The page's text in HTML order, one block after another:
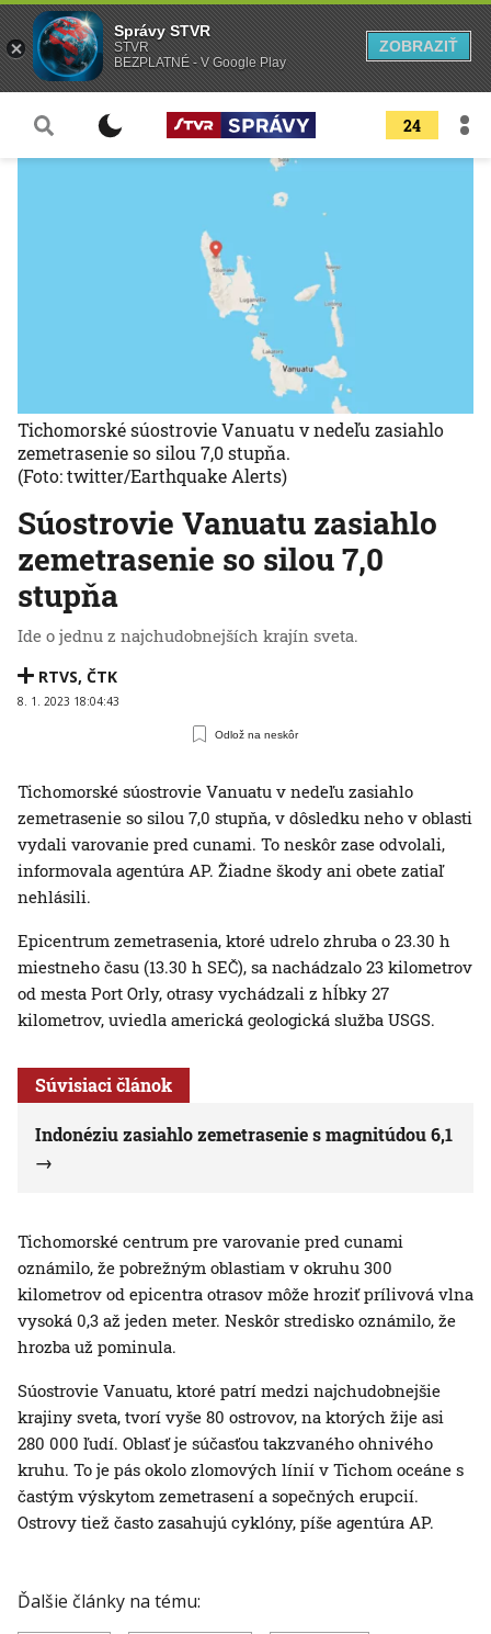
24
Súostrovie Vanuatu zasiahlo
zemetrasenie so silou 7,0
stupňa
Ide o jednu z najchudobnejších krajín sveta.
RTVS, ČTK
8. 1. 2023 18:04:43
Odlož na neskôr
Tichomorské súostrovie Vanuatu v nedeľu zasiahlo
zemetrasenie so silou 7,0 stupňa.
(Foto: twitter/Earthquake Alerts)
Tichomorské súostrovie Vanuatu v nedeľu zasiahlo
zemetrasenie so silou 7,0 stupňa, v dôsledku neho v oblasti
vydali varovanie pred cunami. To neskôr zase odvolali,
informovala agentúra AP. Žiadne škody ani obete zatiaľ
nehlásili.
Epicentrum zemetrasenia, ktoré udrelo zhruba o 23.30 h
miestneho času (13.30 h SEČ), sa nachádzalo 23 kilometrov
od mesta Port Orly, otrasy vychádzali z hĺbky 27
kilometrov, uviedla americká geologická služba USGS.
Súvisiaci článok
Indonéziu zasiahlo zemetrasenie s magnitúdou 6,1
Tichomorské centrum pre varovanie pred cunami
oznámilo, že pobrežným oblastiam v okruhu 300
kilometrov od epicentra otrasov môže hroziť prílivová vlna
vysoká 0,3 až jeden meter. Neskôr stredisko oznámilo, že
hrozba už pominula.
Súostrovie Vanuatu, ktoré patrí medzi najchudobnejšie
krajiny sveta, tvorí vyše 80 ostrovov, na ktorých žije asi
280 000 ľudí. Oblasť je súčasťou takzvaného ohnivého
kruhu. To je pás okolo zlomových línií v Tichom oceáne s
častým výskytom zemetrasení a sopečných erupcií.
Ostrovy tiež často zasahujú cyklóny, píše agentúra AP.
Ďalšie články na tému:
Správy STVR
STVR
BEZPLATNÉ - V Google Play
ZOBRAZIŤ